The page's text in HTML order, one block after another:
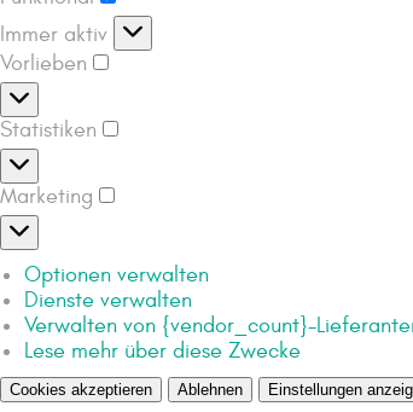
Immer aktiv
Vorlieben
Statistiken
Marketing
Optionen verwalten
Dienste verwalten
Verwalten von {vendor_count}-
Lese mehr über diese Zwecke
Cookies akzeptieren Ablehnen Einstellungen